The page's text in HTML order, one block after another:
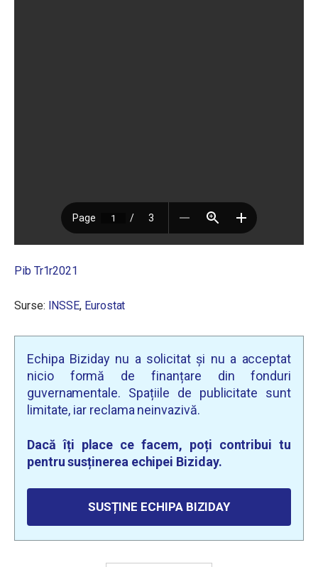
Pib Tr1r2021
Surse: INSSE, Eurostat
Echipa Biziday nu a solicitat și nu a acceptat
nicio formă de finanțare din fonduri
guvernamentale. Spațiile de publicitate sunt
limitate, iar reclama neinvazivă.
Dacă îți place ce facem, poți contribui tu
pentru susținerea echipei Biziday.
SUSȚINE ECHIPA BIZIDAY